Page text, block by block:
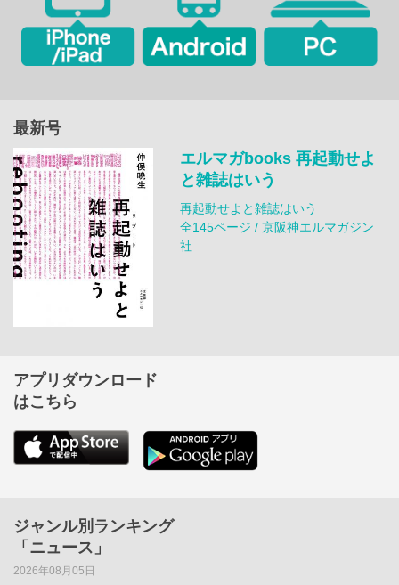
最新号
エルマガbooks 再起動せよ
と雑誌はいう
再起動せよと雑誌はいう
全145ページ / 京阪神エルマガジン
社
アプリダウンロード
はこちら
ジャンル別ランキング
「ニュース」
2026年08月05日